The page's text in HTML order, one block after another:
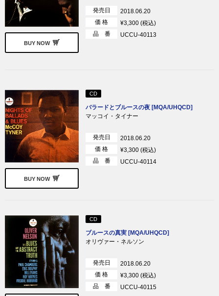
BUY NOW
発売日
2018.06.20
価 格
¥3,300 (税込)
品 番
UCCU-40113
BUY NOW
CD
バラードとブルースの夜 [MQA/UHQCD]
マッコイ・タイナー
発売日
2018.06.20
価 格
¥3,300 (税込)
品 番
UCCU-40114
CD
ブルースの真実 [MQA/UHQCD]
オリヴァー・ネルソン
発売日
2018.06.20
価 格
¥3,300 (税込)
品 番
UCCU-40115